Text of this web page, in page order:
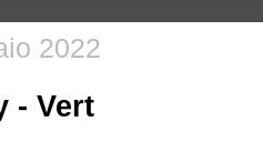
2022
- Vert